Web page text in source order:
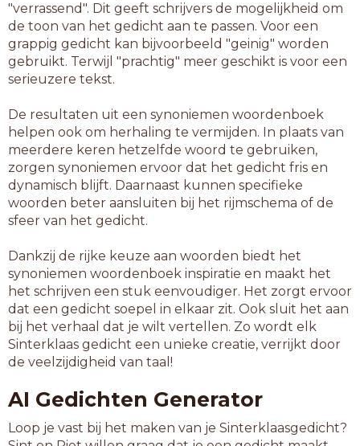
"verrassend". Dit geeft schrijvers de mogelijkheid om
de toon van het gedicht aan te passen. Voor een
grappig gedicht kan bijvoorbeeld "geinig" worden
gebruikt. Terwijl "prachtig" meer geschikt is voor een
serieuzere tekst.
De resultaten uit een synoniemen woordenboek
helpen ook om herhaling te vermijden. In plaats van
meerdere keren hetzelfde woord te gebruiken,
zorgen synoniemen ervoor dat het gedicht fris en
dynamisch blijft. Daarnaast kunnen specifieke
woorden beter aansluiten bij het rijmschema of de
sfeer van het gedicht.
Dankzij de rijke keuze aan woorden biedt het
synoniemen woordenboek inspiratie en maakt het
het schrijven een stuk eenvoudiger. Het zorgt ervoor
dat een gedicht soepel in elkaar zit. Ook sluit het aan
bij het verhaal dat je wilt vertellen. Zo wordt elk
Sinterklaas gedicht een unieke creatie, verrijkt door
de veelzijdigheid van taal!
AI Gedichten Generator
Loop je vast bij het maken van je Sinterklaasgedicht?